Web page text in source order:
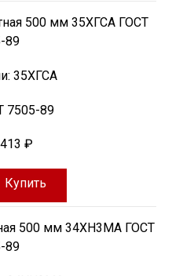
500 мм 35ХГСА ГОСТ
89
35ХГСА
7505-89
₽
Купить
500 мм 34ХН3МА ГОСТ
89